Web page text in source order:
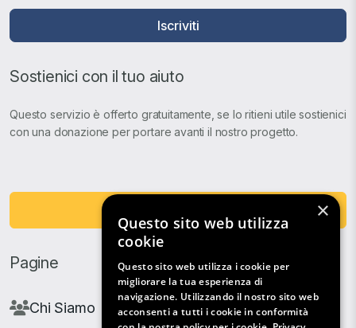
Iscriviti
Sostienici con il tuo aiuto
Questo servizio è offerto gratuitamente, se lo ritieni utile sostienici
con una donazione per portare avanti il nostro progetto.
Pagine
Chi Siamo
×
Questo sito web utilizza
cookie
Questo sito web utilizza i cookie per
migliorare la tua esperienza di
navigazione. Utilizzando il nostro sito web
acconsenti a tutti i cookie in conformità